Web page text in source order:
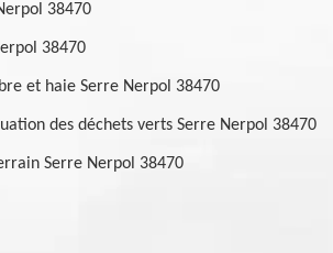
38470
38470
et haie Serre Nerpol 38470
des déchets verts Serre Nerpol 38470
Serre Nerpol 38470